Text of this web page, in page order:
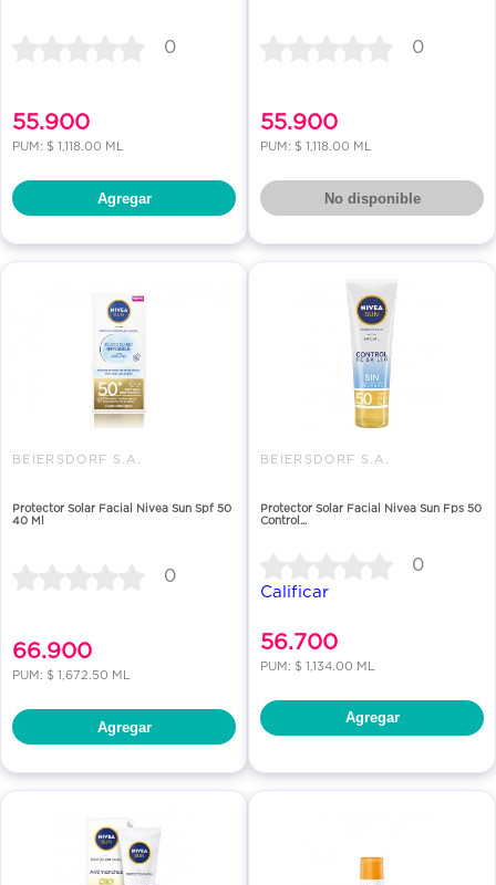
0
55.900
PUM: $ 1,118.00 ML
Agregar
0
55.900
PUM: $ 1,118.00 ML
No disponible
BEIERSDORF S.A.
Protector Solar Facial Nivea Sun Spf 50
40 Ml
0
66.900
PUM: $ 1,672.50 ML
Agregar
BEIERSDORF S.A.
Protector Solar Facial Nivea Sun Fps 50
Control...
0
Calificar
56.700
PUM: $ 1,134.00 ML
Agregar